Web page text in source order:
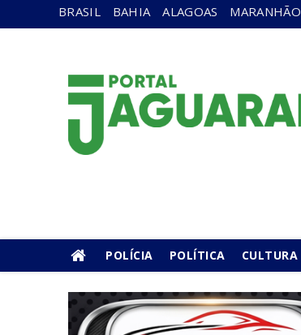
BRASIL BAHIA ALAGOAS MARANHÃO
POLÍCIA POLÍTICA CULTURA